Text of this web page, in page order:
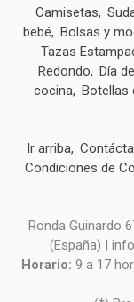
Camisetas
bebé
Bolsas y
Tazas
Redondo
Día
cocina Botellas
Ir arriba
Condiciones de
Ronda Guinardo
(España) |
Horario: 9 a 17